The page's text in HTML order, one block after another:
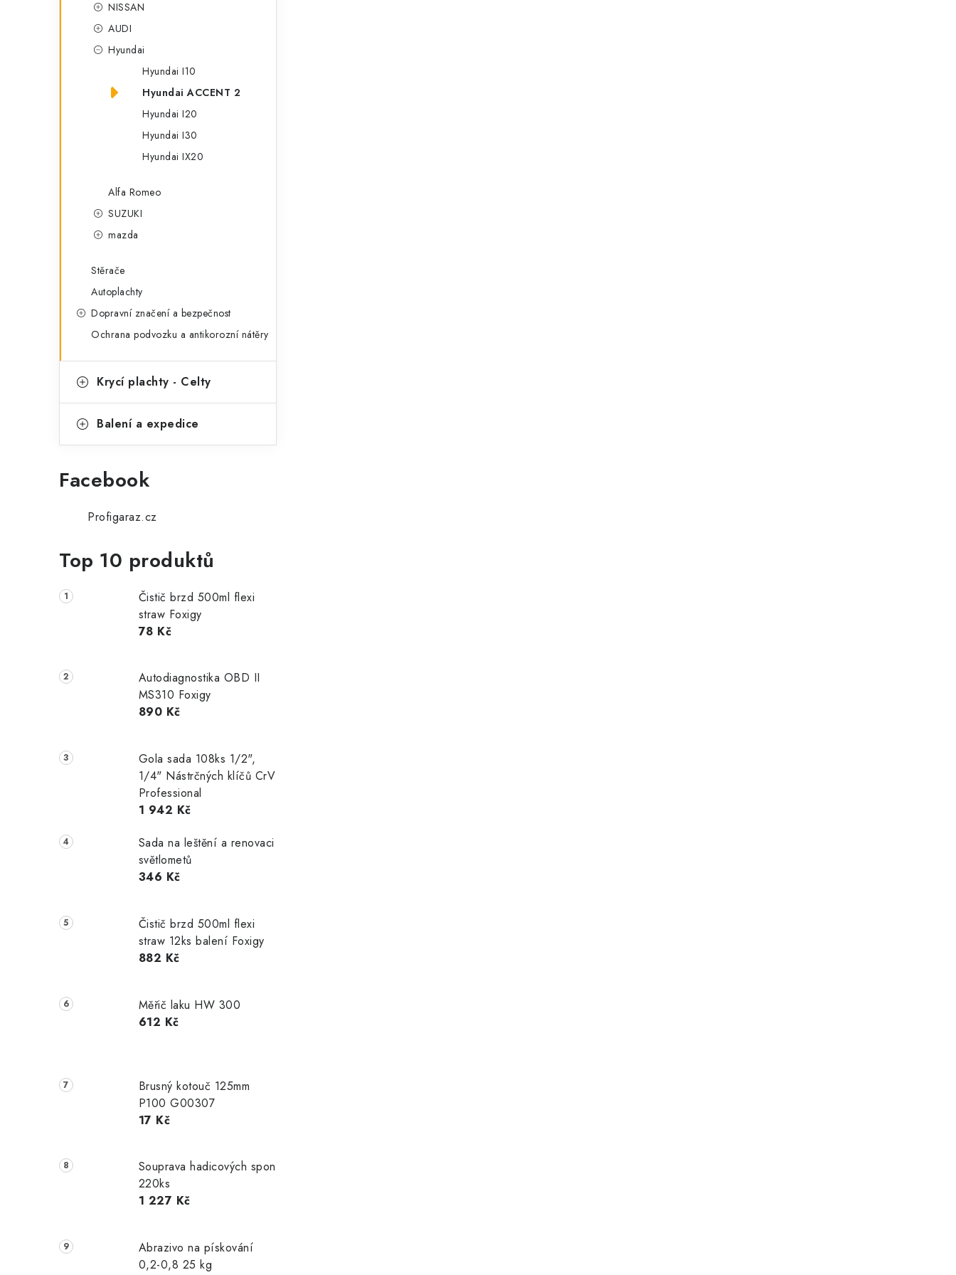
NISSAN
AUDI
Hyundai
Hyundai I10
Hyundai ACCENT 2
Hyundai I20
Hyundai I30
Hyundai IX20
Alfa Romeo
SUZUKI
mazda
Stěrače
Autoplachty
Dopravní značení a bezpečnost
Ochrana podvozku a antikorozní nátěry
Krycí plachty - Celty
Balení a expedice
Facebook
Profigaraz.cz
Top 10 produktů
Čistič brzd 500ml flexi
straw Foxigy
78 Kč
Autodiagnostika OBD II
MS310 Foxigy
890 Kč
Gola sada 108ks 1/2",
1/4" Nástrčných klíčů CrV
Professional
1 942 Kč
Sada na leštění a renovaci
světlometů
346 Kč
Čistič brzd 500ml flexi
straw 12ks balení Foxigy
882 Kč
Měřič laku HW 300
612 Kč
Brusný kotouč 125mm
P100 G00307
17 Kč
Souprava hadicových spon
220ks
1 227 Kč
Abrazivo na pískování
0,2-0,8 25 kg